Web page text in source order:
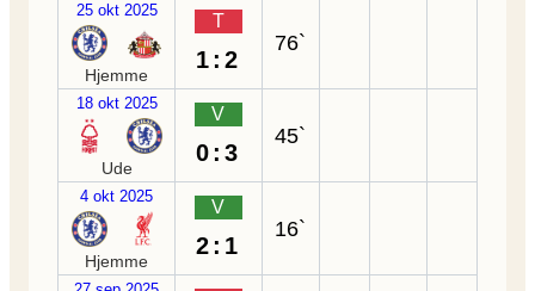
25 okt 2025
Hjemme
T
1:2
76`
18 okt 2025
Ude
V
0:3
45`
4 okt 2025
Hjemme
V
2:1
16`